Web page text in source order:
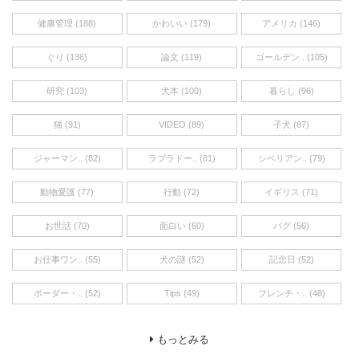
健康管理 (188) かわいい (179) アメリカ (146)
ぐり (136) 論文 (119) ゴールデン.. (105)
研究 (103) 犬本 (100) 暮らし (96)
猫 (91) VIDEO (89) 子犬 (87)
ジャーマン.. (82) ラブラドー.. (81) シベリアン.. (79)
動物愛護 (77) 行動 (72) イギリス (71)
お世話 (70) 面白い (60) パグ (56)
お仕事ワン.. (55) 犬の謎 (52) 記念日 (52)
ボーダー・.. (52) Tips (49) フレンチ・.. (48)
もっとみる